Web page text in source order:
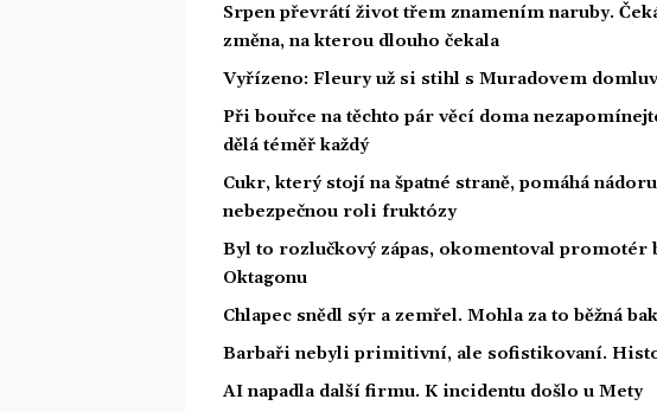
Srpen převrátí život třem znamením naruby.
změna, na kterou dlouho čekala
Vyřízeno: Fleury už si stihl s Muradovem
Při bouřce na těchto pár věcí doma
dělá téměř každý
Cukr, který stojí na špatné straně, pomáhá
nebezpečnou roli fruktózy
Byl to rozlučkový zápas, okomentoval promotér
Oktagonu
Chlapec snědl sýr a zemřel. Mohla za to běžná
Barbaři nebyli primitivní, ale sofistikovaní.
AI napadla další firmu. K incidentu došlo u Mety